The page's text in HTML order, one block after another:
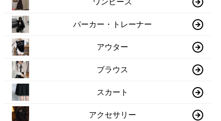
パーカー・トレーナー
アウター
ブラウス
スカート
アクセサリー